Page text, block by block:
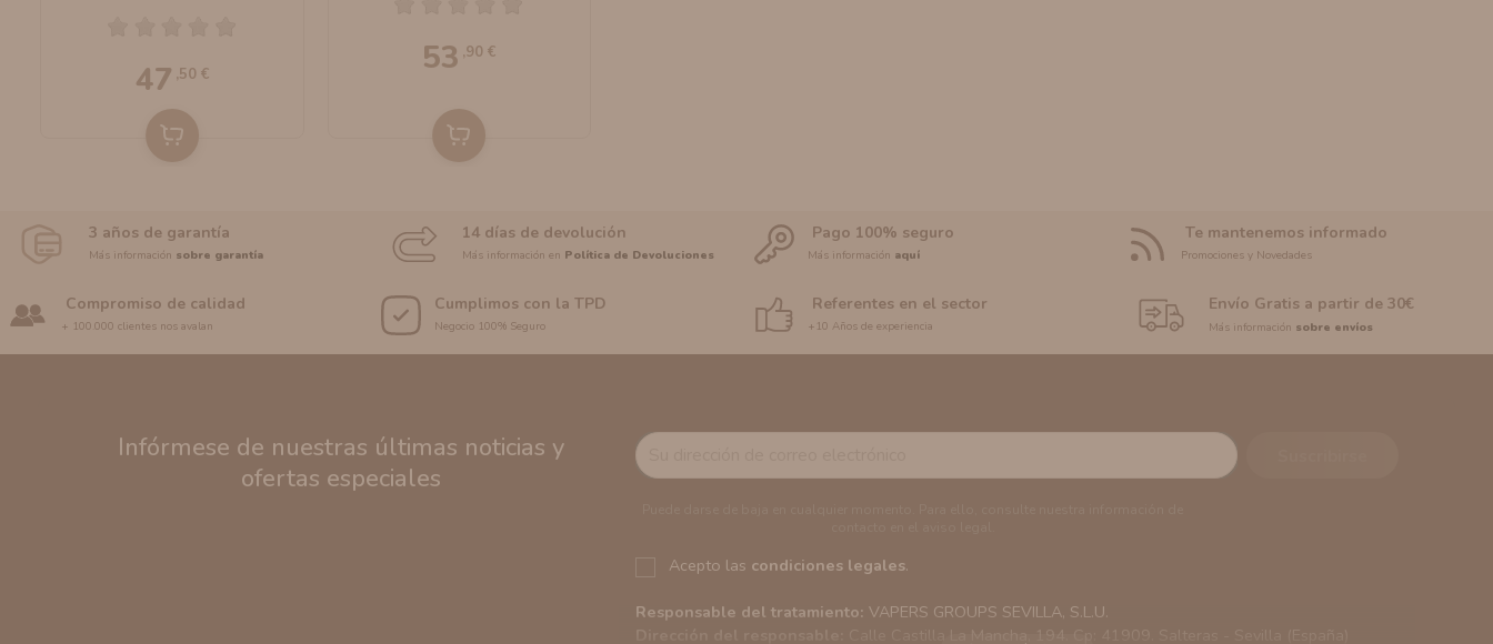
47 ,50 € 53 ,90 €
3 años de garantía
Más información sobre garantía
14 días de devolución
Más información en Política de Devoluciones
Pago 100% seguro
Más información aquí
Te mantenemos informado
Promociones y Novedades
Compromiso de calidad
+ 100.000 clientes nos avalan
Cumplimos con la TPD
Negocio 100% Seguro
Referentes en el sector
+10 Años de experiencia
Envío Gratis a partir de 30€
Más información sobre envíos
Infórmese de nuestras últimas noticias y
ofertas especiales
Acepto las condiciones legales.
Responsable del tratamiento: VAPERS GROUPS SEVILLA, S.L.U.